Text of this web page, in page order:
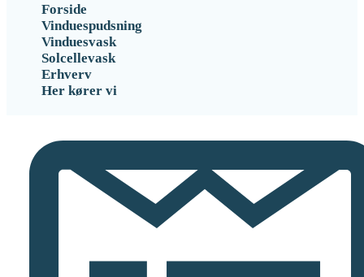
Forside
Vinduespudsning
Vinduesvask
Solcellevask
Erhverv
Her kører vi